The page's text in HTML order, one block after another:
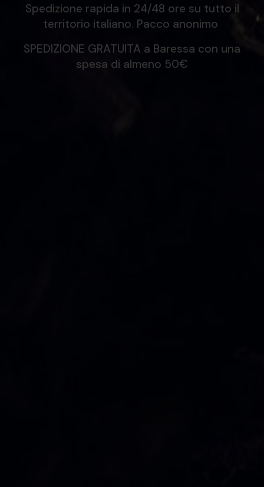
Spedizione rapida in 24/48 ore su tutto il
territorio italiano. Pacco anonimo
SPEDIZIONE GRATUITA a Baressa con una
spesa di almeno 50€